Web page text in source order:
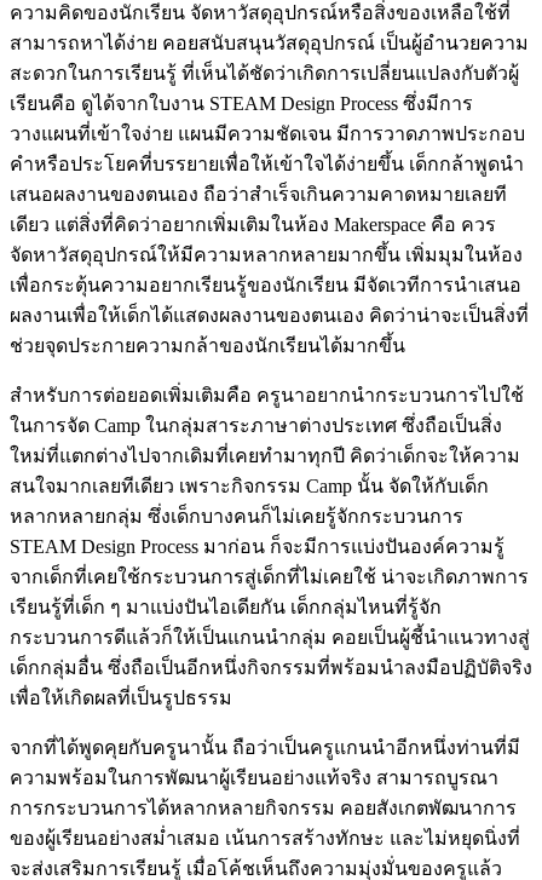
ความคิดของนักเรียน จัดหาวัสดุอุปกรณ์หรือสิ่งของเหลือใช้ที่
สามารถหาได้ง่าย คอยสนับสนุนวัสดุอุปกรณ์ เป็นผู้อำนวยความ
สะดวกในการเรียนรู้ ที่เห็นได้ชัดว่าเกิดการเปลี่ยนแปลงกับตัวผู้
เรียนคือ ดูได้จากใบงาน STEAM Design Process ซึ่งมีการ
วางแผนที่เข้าใจง่าย แผนมีความชัดเจน มีการวาดภาพประกอบ
คำหรือประโยคที่บรรยายเพื่อให้เข้าใจได้ง่ายขึ้น เด็กกล้าพูดนำ
เสนอผลงานของตนเอง ถือว่าสำเร็จเกินความคาดหมายเลยที
เดียว แต่สิ่งที่คิดว่าอยากเพิ่มเติมในห้อง Makerspace คือ ควร
จัดหาวัสดุอุปกรณ์ให้มีความหลากหลายมากขึ้น เพิ่มมุมในห้อง
เพื่อกระตุ้นความอยากเรียนรู้ของนักเรียน มีจัดเวทีการนำเสนอ
ผลงานเพื่อให้เด็กได้แสดงผลงานของตนเอง คิดว่าน่าจะเป็นสิ่งที่
ช่วยจุดประกายความกล้าของนักเรียนได้มากขึ้น
สำหรับการต่อยอดเพิ่มเติมคือ ครูนาอยากนำกระบวนการไปใช้
ในการจัด Camp ในกลุ่มสาระภาษาต่างประเทศ ซึ่งถือเป็นสิ่ง
ใหม่ที่แตกต่างไปจากเดิมที่เคยทำมาทุกปี คิดว่าเด็กจะให้ความ
สนใจมากเลยทีเดียว เพราะกิจกรรม Camp นั้น จัดให้กับเด็ก
หลากหลายกลุ่ม ซึ่งเด็กบางคนก็ไม่เคยรู้จักกระบวนการ
STEAM Design Process มาก่อน ก็จะมีการแบ่งปันองค์ความรู้
จากเด็กที่เคยใช้กระบวนการสู่เด็กที่ไม่เคยใช้ น่าจะเกิดภาพการ
เรียนรู้ที่เด็ก ๆ มาแบ่งปันไอเดียกัน เด็กกลุ่มไหนที่รู้จัก
กระบวนการดีแล้วก็ให้เป็นแกนนำกลุ่ม คอยเป็นผู้ชี้นำแนวทางสู่
เด็กกลุ่มอื่น ซึ่งถือเป็นอีกหนึ่งกิจกรรมที่พร้อมนำลงมือปฏิบัติจริง
เพื่อให้เกิดผลที่เป็นรูปธรรม
จากที่ได้พูดคุยกับครูนานั้น ถือว่าเป็นครูแกนนำอีกหนึ่งท่านที่มี
ความพร้อมในการพัฒนาผู้เรียนอย่างแท้จริง สามารถบูรณา
การกระบวนการได้หลากหลายกิจกรรม คอยสังเกตพัฒนาการ
ของผู้เรียนอย่างสม่ำเสมอ เน้นการสร้างทักษะ และไม่หยุดนิ่งที่
จะส่งเสริมการเรียนรู้ เมื่อโค้ชเห็นถึงความมุ่งมั่นของครูแล้ว